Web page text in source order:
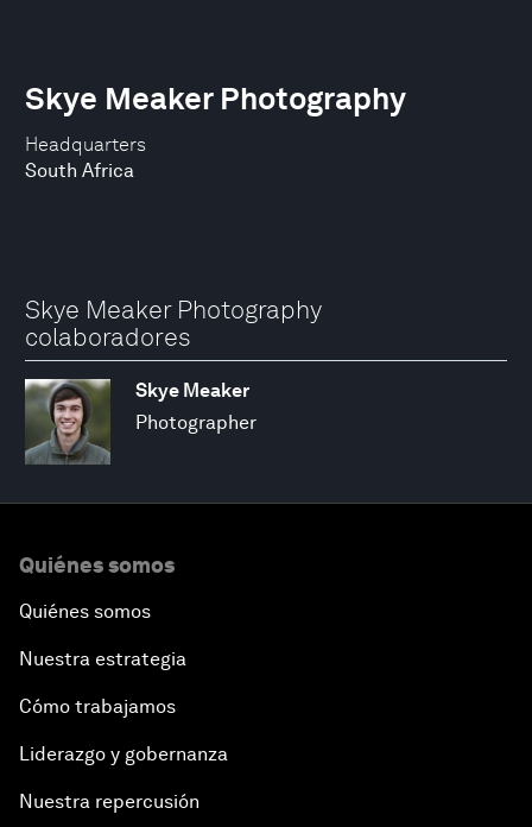
Headquarters
South Africa
Skye Meaker Photography
Skye Meaker Photography
colaboradores
Skye Meaker
Photographer
Quiénes somos
Quiénes somos
Nuestra estrategia
Cómo trabajamos
Liderazgo y gobernanza
Nuestra repercusión